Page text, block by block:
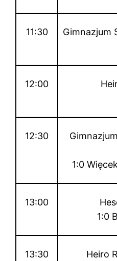
11:30
Gimnazjum
12:00
12:30
1:0
13:00
1:0
13:30
Heiro